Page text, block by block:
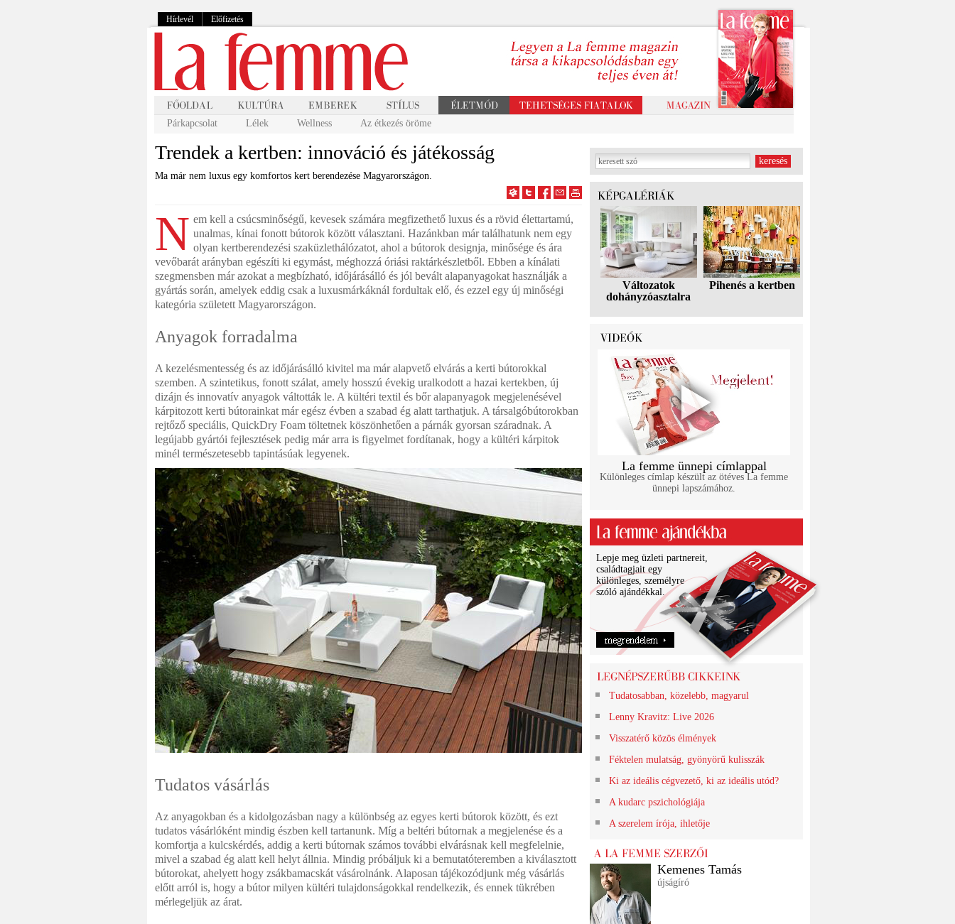
Hírlevél Előfizetés
Párkapcsolat Lélek Wellness Az étkezés öröme
Trendek a kertben: innováció és játékosság
Ma már nem luxus egy komfortos kert berendezése Magyarországon.
N em kell a csúcsminőségű, kevesek számára megfizethető luxus és a rövid élettartamú,
unalmas, kínai fonott bútorok között választani. Hazánkban már találhatunk nem egy
olyan kertberendezési szaküzlethálózatot, ahol a bútorok designja, minősége és ára
vevőbarát arányban egészíti ki egymást, méghozzá óriási raktárkészletből. Ebben a kínálati
szegmensben már azokat a megbízható, időjárásálló és jól bevált alapanyagokat használják a
gyártás során, amelyek eddig csak a luxusmárkáknál fordultak elő, és ezzel egy új minőségi
kategória született Magyarországon.
Anyagok forradalma
A kezelésmentesség és az időjárásálló kivitel ma már alapvető elvárás a kerti bútorokkal
szemben. A szintetikus, fonott szálat, amely hosszú évekig uralkodott a hazai kertekben, új
dizájn és innovatív anyagok váltották le. A kültéri textil és bőr alapanyagok megjelenésével
kárpitozott kerti bútorainkat már egész évben a szabad ég alatt tarthatjuk. A társalgóbútorokban
rejtőző speciális, QuickDry Foam töltetnek köszönhetően a párnák gyorsan száradnak. A
legújabb gyártói fejlesztések pedig már arra is figyelmet fordítanak, hogy a kültéri kárpitok
minél természetesebb tapintásúak legyenek.
Tudatos vásárlás
Az anyagokban és a kidolgozásban nagy a különbség az egyes kerti bútorok között, és ezt
tudatos vásárlóként mindig észben kell tartanunk. Míg a beltéri bútornak a megjelenése és a
komfortja a kulcskérdés, addig a kerti bútornak számos további elvárásnak kell megfelelnie,
mivel a szabad ég alatt kell helyt állnia. Mindig próbáljuk ki a bemutatóteremben a kiválasztott
bútorokat, ahelyett hogy zsákbamacskát vásárolnánk. Alaposan tájékozódjunk még vásárlás
előtt arról is, hogy a bútor milyen kültéri tulajdonságokkal rendelkezik, és ennek tükrében
mérlegeljük az árat.
Változatok
dohányzóasztalra
Pihenés a kertben
La femme ünnepi címlappal
Különleges címlap készült az ötéves La femme
ünnepi lapszámához.
Lepje meg üzleti partnereit,
családtagjait egy
különleges, személyre
szóló ajándékkal.
Tudatosabban, közelebb, magyarul
Lenny Kravitz: Live 2026
Visszatérő közös élmények
Féktelen mulatság, gyönyörű kulisszák
Ki az ideális cégvezető, ki az ideális utód?
A kudarc pszichológiája
A szerelem írója, ihletője
Kemenes Tamás
újságíró